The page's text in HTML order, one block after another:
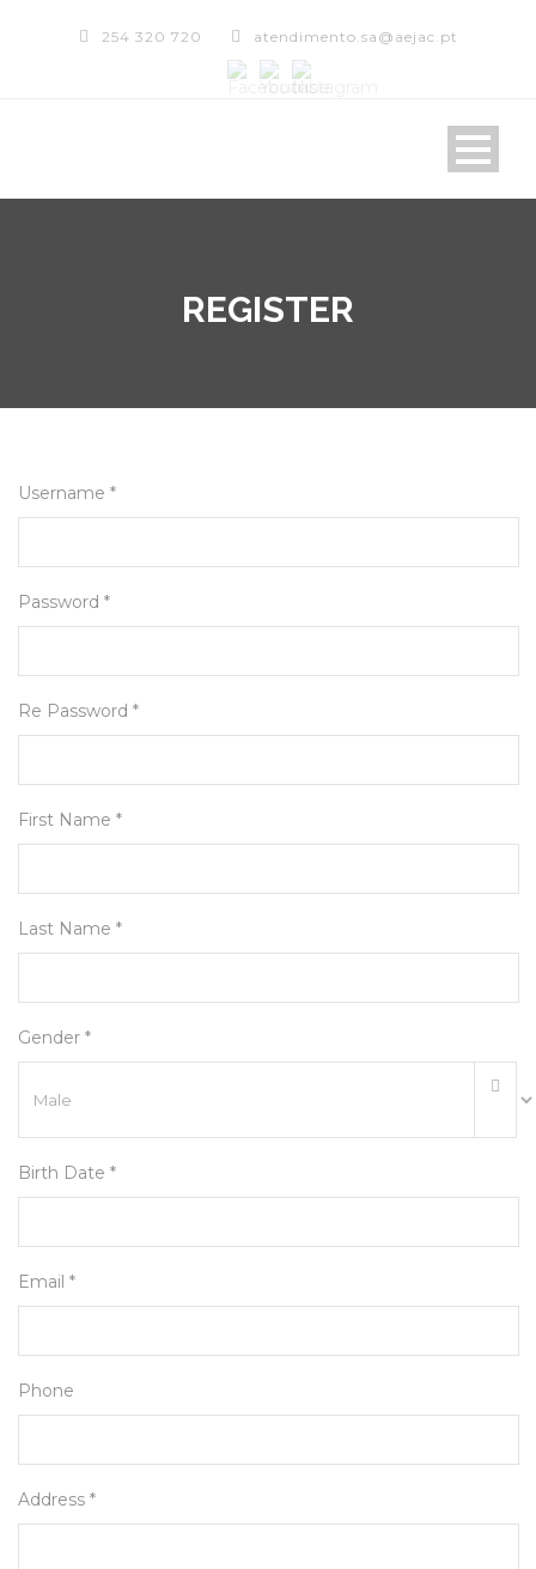
254 320 720 atendimento.sa@aejac.pt
REGISTER
Username *
Password *
Re Password *
First Name *
Last Name *
Gender *
Birth Date *
Email *
Phone
Address *